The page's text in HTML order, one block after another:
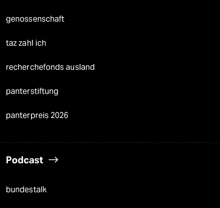
genossenschaft
taz zahl ich
recherchefonds ausland
panterstiftung
panterpreis 2026
Podcast
bundestalk